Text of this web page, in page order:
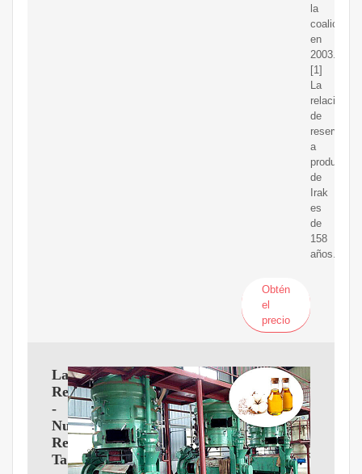
la
coalición
en
2003.
[1]
La
relación
de
reserva
a
producción
de
Irak
es
de
158
años.
Obtén
el
precio
La
Refinería
-
Nueva
Refinería
Talara